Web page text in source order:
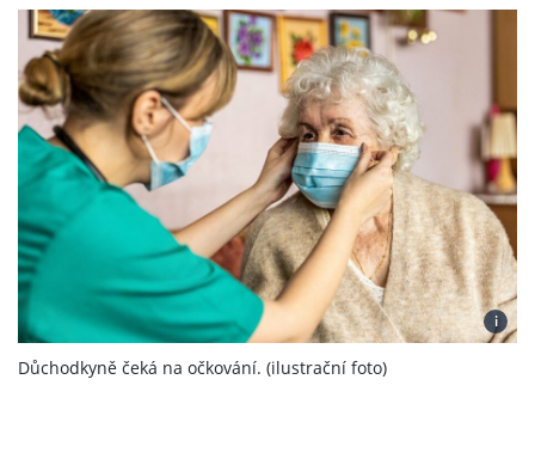
i
Důchodkyně čeká na očkování. (ilustrační foto)